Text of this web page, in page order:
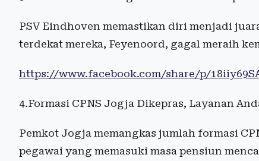
PSV Eindhoven memastikan diri menjadi
terdekat mereka, Feyenoord, gagal meraih
https://www.facebook.com/share/p/
4.Formasi CPNS Jogja Dikepras, Layanan
Pemkot Jogja memangkas jumlah formasi
pegawai yang memasuki masa pensiun